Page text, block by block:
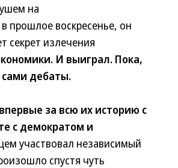
на
прошлое воскресенье, он
секрет излечения
И выиграл. Пока,
дебаты.
за всю их историю с
с демократом и
участвовал независимый
спустя чуть